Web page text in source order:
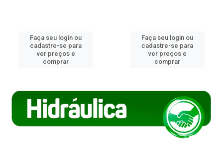
Faça seu login ou
cadastre-se para
ver preços e
comprar
Faça seu login ou
cadastre-se para
ver preços e
comprar